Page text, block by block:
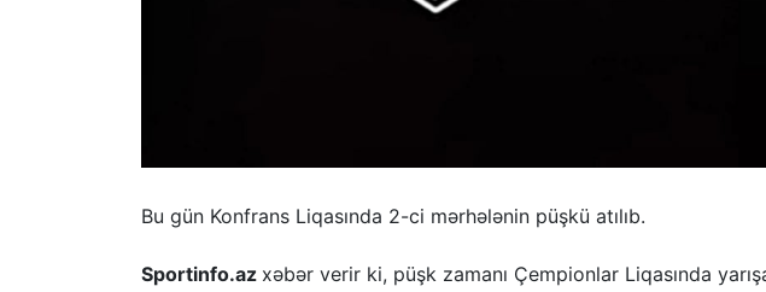
Bu gün Konfrans Liqasında 2-ci mərhələnin püşkü atılıb.
Sportinfo.az xəbər verir ki, püşk zamanı Çempionlar Liqasında